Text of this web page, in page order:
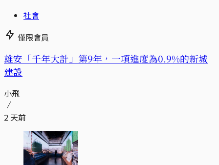
社會
僅限會員
​​雄安「千年大計」第9年，一項進度為0.9%的新城
建設
小飛
2 天前